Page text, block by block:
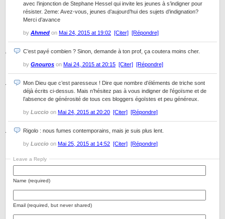
avec l’injonction de Stephane Hessel qui invite les jeunes à s’indigner pour
résister. 2eme: Avez-vous, jeunes d’aujourd’hui des sujets d’indignation?
Merci d’avance
by Ahmed on Mai 24, 2015 at 19:02 [Citer] [Répondre]
C’est payé combien ? Sinon, demande à ton prof, ça coutera moins cher.
by Gnouros on Mai 24, 2015 at 20:15 [Citer] [Répondre]
Mon Dieu que c’est paresseux ! Dire que nombre d’éléments de triche sont
déjà écrits ci-dessus. Mais n’hésitez pas à vous indigner de l’égoïsme et de
l’absence de générosité de tous ces bloggers égoïstes et peu généreux.
by Luccio on Mai 24, 2015 at 20:20 [Citer] [Répondre]
Rigolo : nous fumes contemporains, mais je suis plus lent.
by Luccio on Mai 25, 2015 at 14:52 [Citer] [Répondre]
Leave a Reply
Name (required)
Email (required, but never shared)